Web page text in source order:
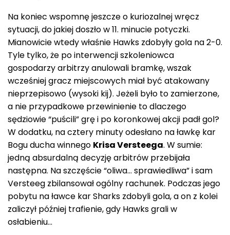
Na koniec wspomnę jeszcze o kuriozalnej wręcz
sytuacji, do jakiej doszło w 11. minucie potyczki.
Mianowicie wtedy właśnie Hawks zdobyły gola na 2-0.
Tyle tylko, że po interwencji szkoleniowca
gospodarzy arbitrzy anulowali bramkę, wszak
wcześniej gracz miejscowych miał być atakowany
nieprzepisowo (wysoki kij). Jeżeli było to zamierzone,
a nie przypadkowe przewinienie to dlaczego
sędziowie “puścili” grę i po koronkowej akcji padł gol?
W dodatku, na cztery minuty odesłano na ławkę kar
Bogu ducha winnego Krisa Versteega. W sumie:
jedną absurdalną decyzję arbitrów przebijała
następna. Na szczęście “oliwa… sprawiedliwa” i sam
Versteeg zbilansował ogólny rachunek. Podczas jego
pobytu na ławce kar Sharks zdobyli gola, a on z kolei
zaliczył później trafienie, gdy Hawks grali w
osłabieniu…